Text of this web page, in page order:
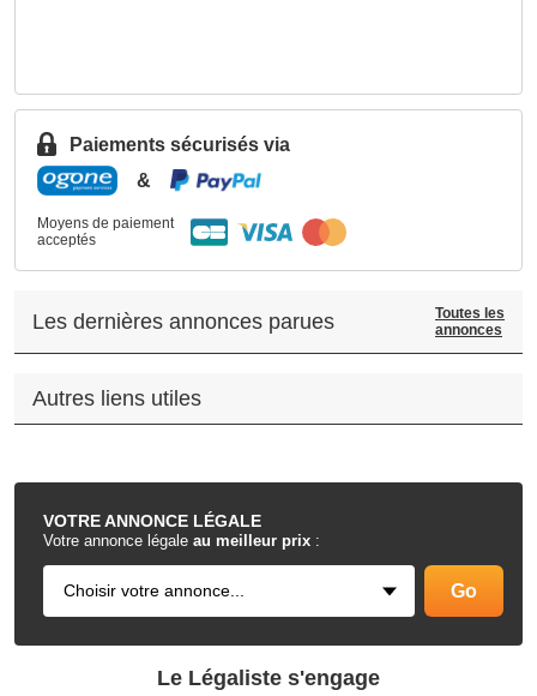
VOTREANNONCE LÉGALE
Votre annonce légale au meilleur prix :
Paiements sécurisés via
&
Moyens de paiement
acceptés
Les dernières annonces parues
Toutes les
annonces
Autres liens utiles
.
Le Légaliste s'engage